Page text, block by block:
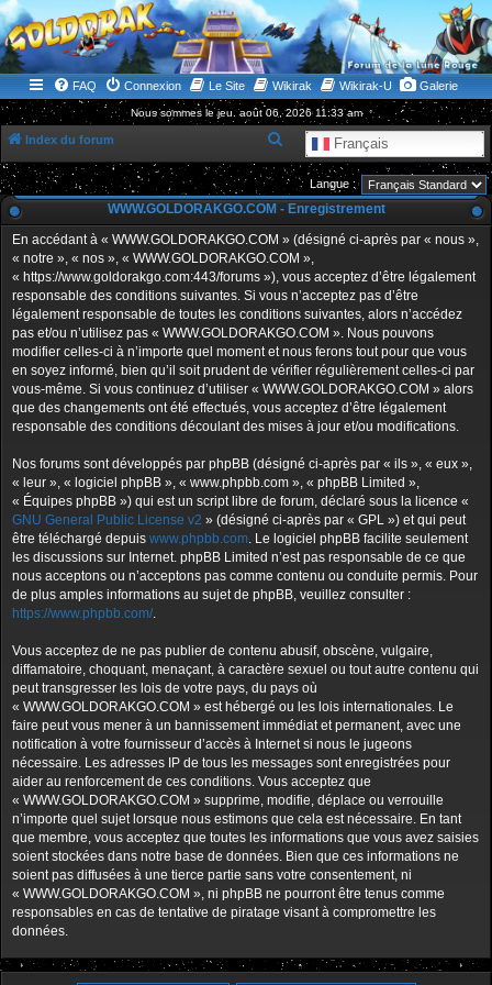
WWW.GOLDORAKGO.COM
le site de la Lune Rouge
FAQ Connexion Le Site Wikirak Wikirak-U Galerie
Nous sommes le jeu. août 06, 2026 11:33 am
Index du forum Français
e
c
h
e
c
h
e
r
Langue :
WWW.GOLDORAKGO.COM - Enregistrement
En accédant à « WWW.GOLDORAKGO.COM » (désigné ci-après par « nous »,
« notre », « nos », « WWW.GOLDORAKGO.COM »,
« https://www.goldorakgo.com:443/forums »), vous acceptez d’être légalement
responsable des conditions suivantes. Si vous n’acceptez pas d’être
légalement responsable de toutes les conditions suivantes, alors n’accédez
pas et/ou n’utilisez pas « WWW.GOLDORAKGO.COM ». Nous pouvons
modifier celles-ci à n’importe quel moment et nous ferons tout pour que vous
en soyez informé, bien qu’il soit prudent de vérifier régulièrement celles-ci par
vous-même. Si vous continuez d’utiliser « WWW.GOLDORAKGO.COM » alors
que des changements ont été effectués, vous acceptez d’être légalement
responsable des conditions découlant des mises à jour et/ou modifications.
Nos forums sont développés par phpBB (désigné ci-après par « ils », « eux »,
« leur », « logiciel phpBB », « www.phpbb.com », « phpBB Limited »,
« Équipes phpBB ») qui est un script libre de forum, déclaré sous la licence «
GNU General Public License v2 » (désigné ci-après par « GPL ») et qui peut
être téléchargé depuis www.phpbb.com. Le logiciel phpBB facilite seulement
les discussions sur Internet. phpBB Limited n’est pas responsable de ce que
nous acceptons ou n’acceptons pas comme contenu ou conduite permis. Pour
de plus amples informations au sujet de phpBB, veuillez consulter :
https://www.phpbb.com/.
Vous acceptez de ne pas publier de contenu abusif, obscène, vulgaire,
diffamatoire, choquant, menaçant, à caractère sexuel ou tout autre contenu qui
peut transgresser les lois de votre pays, du pays où
« WWW.GOLDORAKGO.COM » est hébergé ou les lois internationales. Le
faire peut vous mener à un bannissement immédiat et permanent, avec une
notification à votre fournisseur d’accès à Internet si nous le jugeons
nécessaire. Les adresses IP de tous les messages sont enregistrées pour
aider au renforcement de ces conditions. Vous acceptez que
« WWW.GOLDORAKGO.COM » supprime, modifie, déplace ou verrouille
n’importe quel sujet lorsque nous estimons que cela est nécessaire. En tant
que membre, vous acceptez que toutes les informations que vous avez saisies
soient stockées dans notre base de données. Bien que ces informations ne
soient pas diffusées à une tierce partie sans votre consentement, ni
« WWW.GOLDORAKGO.COM », ni phpBB ne pourront être tenus comme
responsables en cas de tentative de piratage visant à compromettre les
données.